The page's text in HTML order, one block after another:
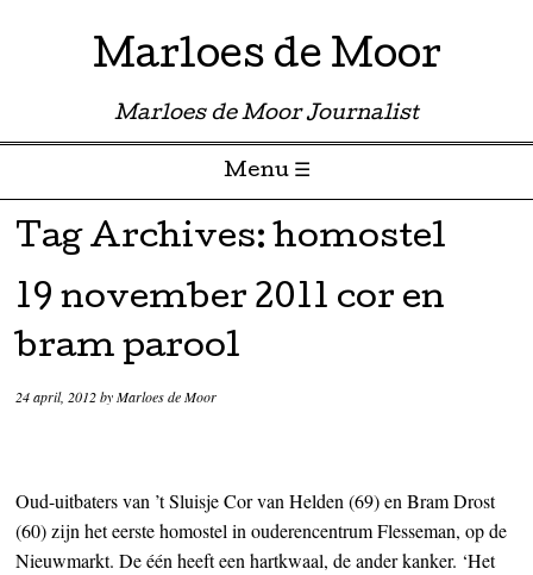
Marloes de Moor
Marloes de Moor Journalist
Menu ☰
Skip to content
Tag Archives: homostel
19 november 2011 cor en
bram parool
24 april, 2012byMarloes de Moor
Oud-uitbaters van ’t Sluisje Cor van Helden (69) en Bram Drost
(60) zijn het eerste homostel in ouderencentrum Flesseman, op de
Nieuwmarkt. De één heeft een hartkwaal, de ander kanker. ‘Het